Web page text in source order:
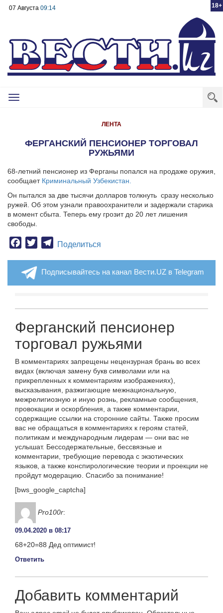
18+
07 Августа 09:14
Toggle
ЛЕНТА
ФЕРГАНСКИЙ ПЕНСИОНЕР ТОРГОВАЛ
РУЖЬЯМИ
68-летний пенсионер из Ферганы попался на продаже оружия,
сообщает Криминальный Узбекистан.
Он пытался за две тысячи долларов толкнуть сразу несколько
ружей. Об этом узнали правоохранители и задержали старика
в момент сбыта. Теперь ему грозит до 20 лет лишения
свободы.
Facebook
TwitterTelegram
Поделиться
Подписывайтесь на канал Вести.UZ в Telegram
Ферганский пенсионер
торговал ружьями
В комментариях запрещены нецензурная брань во всех
видах (включая замену букв символами или на
прикрепленных к комментариям изображениях),
высказывания, разжигающие межнациональную,
межрелигиозную и иную рознь, рекламные сообщения,
провокации и оскорбления, а также комментарии,
содержащие ссылки на сторонние сайты. Также просим
вас не обращаться в комментариях к героям статей,
политикам и международным лидерам — они вас не
услышат. Бессодержательные, бессвязные и
комментарии, требующие перевода с экзотических
языков, а также конспирологические теории и проекции не
пройдут модерацию. Спасибо за понимание!
[bws_google_captcha]
Pro100r:
09.04.2020 в 08:17
68+20=88 Дед оптимист!
Ответить
Добавить комментарий